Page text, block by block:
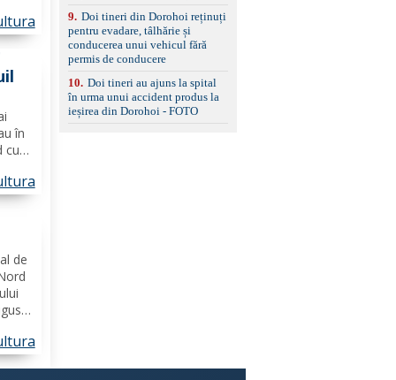
în
cu
lui
de
9. Doi tineri din Dorohoi reținuți
pentru evadare, tâlhărie și
conducerea unui vehicul fără
permis de conducere
10. Doi tineri au ajuns la spital
în urma unui accident produs la
ieșirea din Dorohoi - FOTO